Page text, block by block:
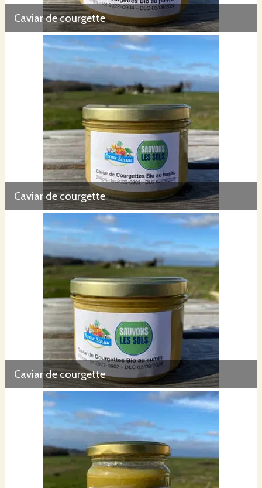
Caviar de courgette
Caviar de courgette
Caviar de courgette